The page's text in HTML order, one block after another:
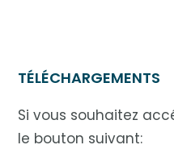
TÉLÉCHARGEMENTS
Si vous souhaitez
le bouton suivant: